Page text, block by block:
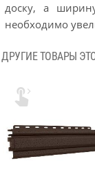
доску, а
необходимо
ДРУГИЕ ТОВАРЫ
